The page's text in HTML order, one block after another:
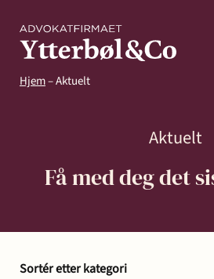
Hjem–Aktuelt
Aktuelt
Få med deg det
Sortér etter kategori